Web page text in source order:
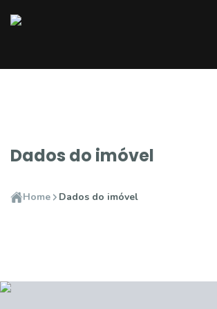
Dados do imóvel
Home Dados do imóvel